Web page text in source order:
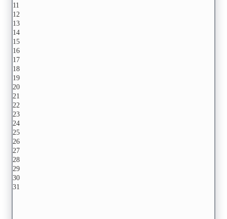
11
12
13
14
15
16
17
18
19
20
21
22
23
24
25
26
27
28
29
30
31